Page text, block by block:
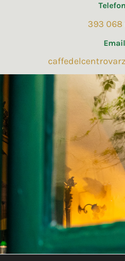
393 068
Email